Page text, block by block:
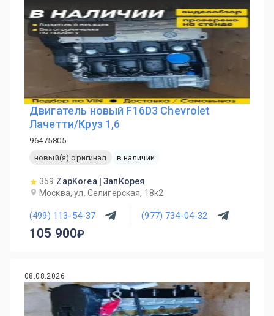
Двигатель новый F16D3 Chevrolet
Лачетти/Круз 1,6
96475805
новый(я) оригинал
в наличии
359 ZapKorea | ЗапКорея
Москва, ул. Селигерская, 18к2
(499) 113-54-37 (977) 734-04-32
105 900
08.08.2026